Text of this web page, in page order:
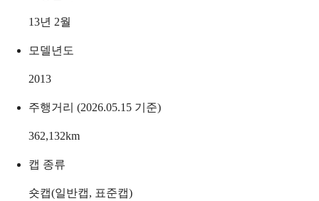
13년 2월
모델년도
2013
주행거리 (2026.05.15 기준)
362,132km
캡 종류
숏캡(일반캡, 표준캡)